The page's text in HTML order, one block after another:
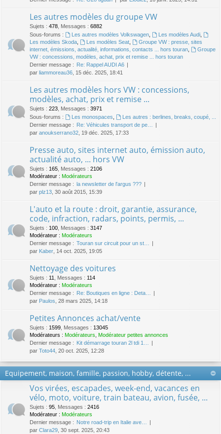
Les autres modèles du groupe VW
Sujets : 478 Messages : 6882
Sous-forums :
Les autres modèles Volkswagen, Les modèles Audi,
Les modèles Skoda
Les modèles Seat,
Groupe VW : presse, sites
internet, émissions, actualité, informations, contacts ... hors touran
Groupe
VW : concessions, modèles, achat, prix et remise ... hors touran
Dernier message :
Re: Rappel AUDI A6
par liammoreau36 , 15 déc. 2025, 18:41
Les autres modèles hors VW : concessions,
modèles, achat, prix et remise ...
Sujets : 223 Messages : 3971
Sous-forums :
Les monospaces
Les autres : berlines, breaks, coupé, ...
Dernier message :
Re: Véhicules transport de pe…
par anoukserrano32 , 19 déc. 2025, 17:33
Presse auto, sites internet auto, émission auto,
actualité auto, ... hors VW
Sujets : 165 Messages : 2106
Modérateur : Modérateurs
Dernier message :
la newsletter de l'argus ???
par plz13 , 30 août 2015, 15:39
L'auto et la route : droit, garantie, assurance,
code, infraction, radars, points, permis, ...
Sujets : 100 Messages : 3147
Modérateur : Modérateurs
Dernier message : Touran sur circuit pour un st…
par Kaber , 14 oct. 2025, 19:05
Nettoyage des voitures
Sujets : 11 Messages : 114
Modérateur : Modérateurs
Dernier message :
Re: Boutiques en ligne : Deta…
par Paulos , 28 mars 2025, 14:18
Petites Annonces achat/vente
Sujets : 1599 Messages : 13045
Modérateurs : Modérateurs
Modérateur petites annonces
Dernier message :
Kit démarrage touran 2l tdi 1…
par Toto44 , 20 oct. 2025, 12:28
Equipement, maison, famille, passion, hobby, détente, ...
Vos virées, escapades, week-end, vacances en
vélo, moto, voiture, train bateau, avion, fusée, ...
Sujets : 95 Messages : 2416
Modérateur : Modérateurs
Dernier message : Notre road-trip en Italie ave…
par Clara29 , 30 sept. 2025, 20:43